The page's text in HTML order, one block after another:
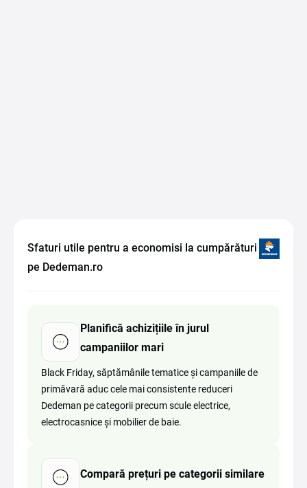
Sfaturi utile pentru a economisi la cumpărături
pe Dedeman.ro
Planifică achizițiile în jurul
campaniilor mari
Black Friday, săptămânile tematice și campaniile de
primăvară aduc cele mai consistente reduceri
Dedeman pe categorii precum scule electrice,
electrocasnice și mobilier de baie.
Compară prețuri pe categorii similare